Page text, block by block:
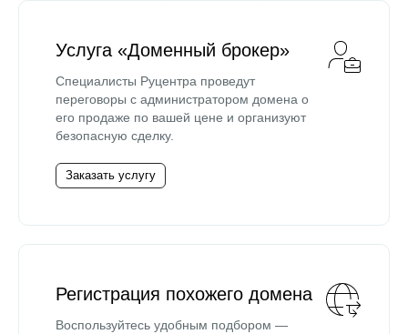
Услуга «Доменный брокер»
Специалисты Руцентра проведут
переговоры с администратором домена о
его продаже по вашей цене и организуют
безопасную сделку.
Заказать услугу
Регистрация похожего домена
Воспользуйтесь удобным подбором —